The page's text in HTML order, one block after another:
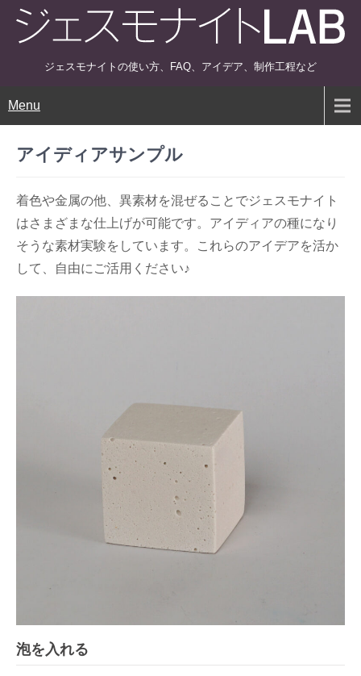
ジェスモナイトの使い方、FAQ、アイデア、制作工程など
Menu
アイディアサンプル
着色や金属の他、異素材を混ぜることでジェスモナイト
はさまざまな仕上げが可能です。アイディアの種になり
そうな素材実験をしています。これらのアイデアを活か
して、自由にご活用ください♪
泡を入れる